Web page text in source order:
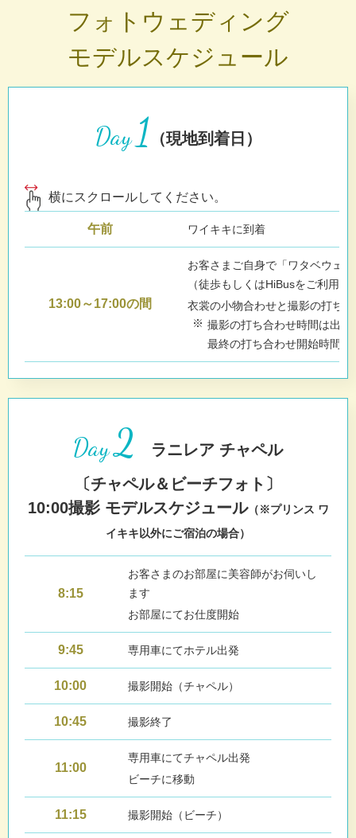
フォトウェディング
モデルスケジュール
Day 1 （現地到着日）
横にスクロールしてください。
午前 ワイキキに到着
13:00～17:00の間
お客さまご自身で「ワタベウェ
（徒歩もしくはHiBusをご利用
衣裳の小物合わせと撮影の打ち
撮影の打ち合わせ時間は出
最終の打ち合わせ開始時間
Day2
ラニレア チャペル
〔チャペル＆ビーチフォト〕
10:00撮影 モデルスケジュール（※プリンス ワ
イキキ以外にご宿泊の場合）
8:15
お客さまのお部屋に美容師がお伺いし
ます
お部屋にてお仕度開始
9:45 専用車にてホテル出発
10:00 撮影開始（チャペル）
10:45 撮影終了
11:00
専用車にてチャペル出発
ビーチに移動
11:15 撮影開始（ビーチ）